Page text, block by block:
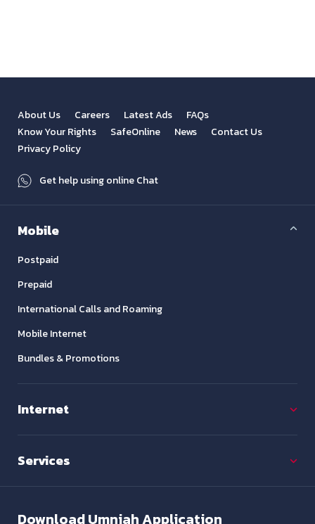
About Us Careers Latest Ads
FAQs
Know Your Rights
SafeOnline News
Contact Us
Privacy Policy
Get help using online Chat
Mobile
Postpaid
Prepaid
International Calls and Roaming
Mobile Internet
Bundles & Promotions
Internet
Services
DownloadUmniah Application